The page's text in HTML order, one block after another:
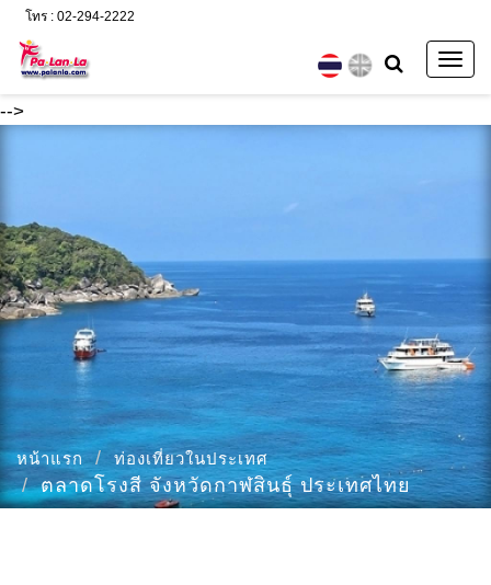
-->
โทร : 02-294-2222
หน้าแรก ท่องเที่ยวในประเทศ
ตลาดโรงสี จังหวัดกาฬสินธุ์ ประเทศไทย